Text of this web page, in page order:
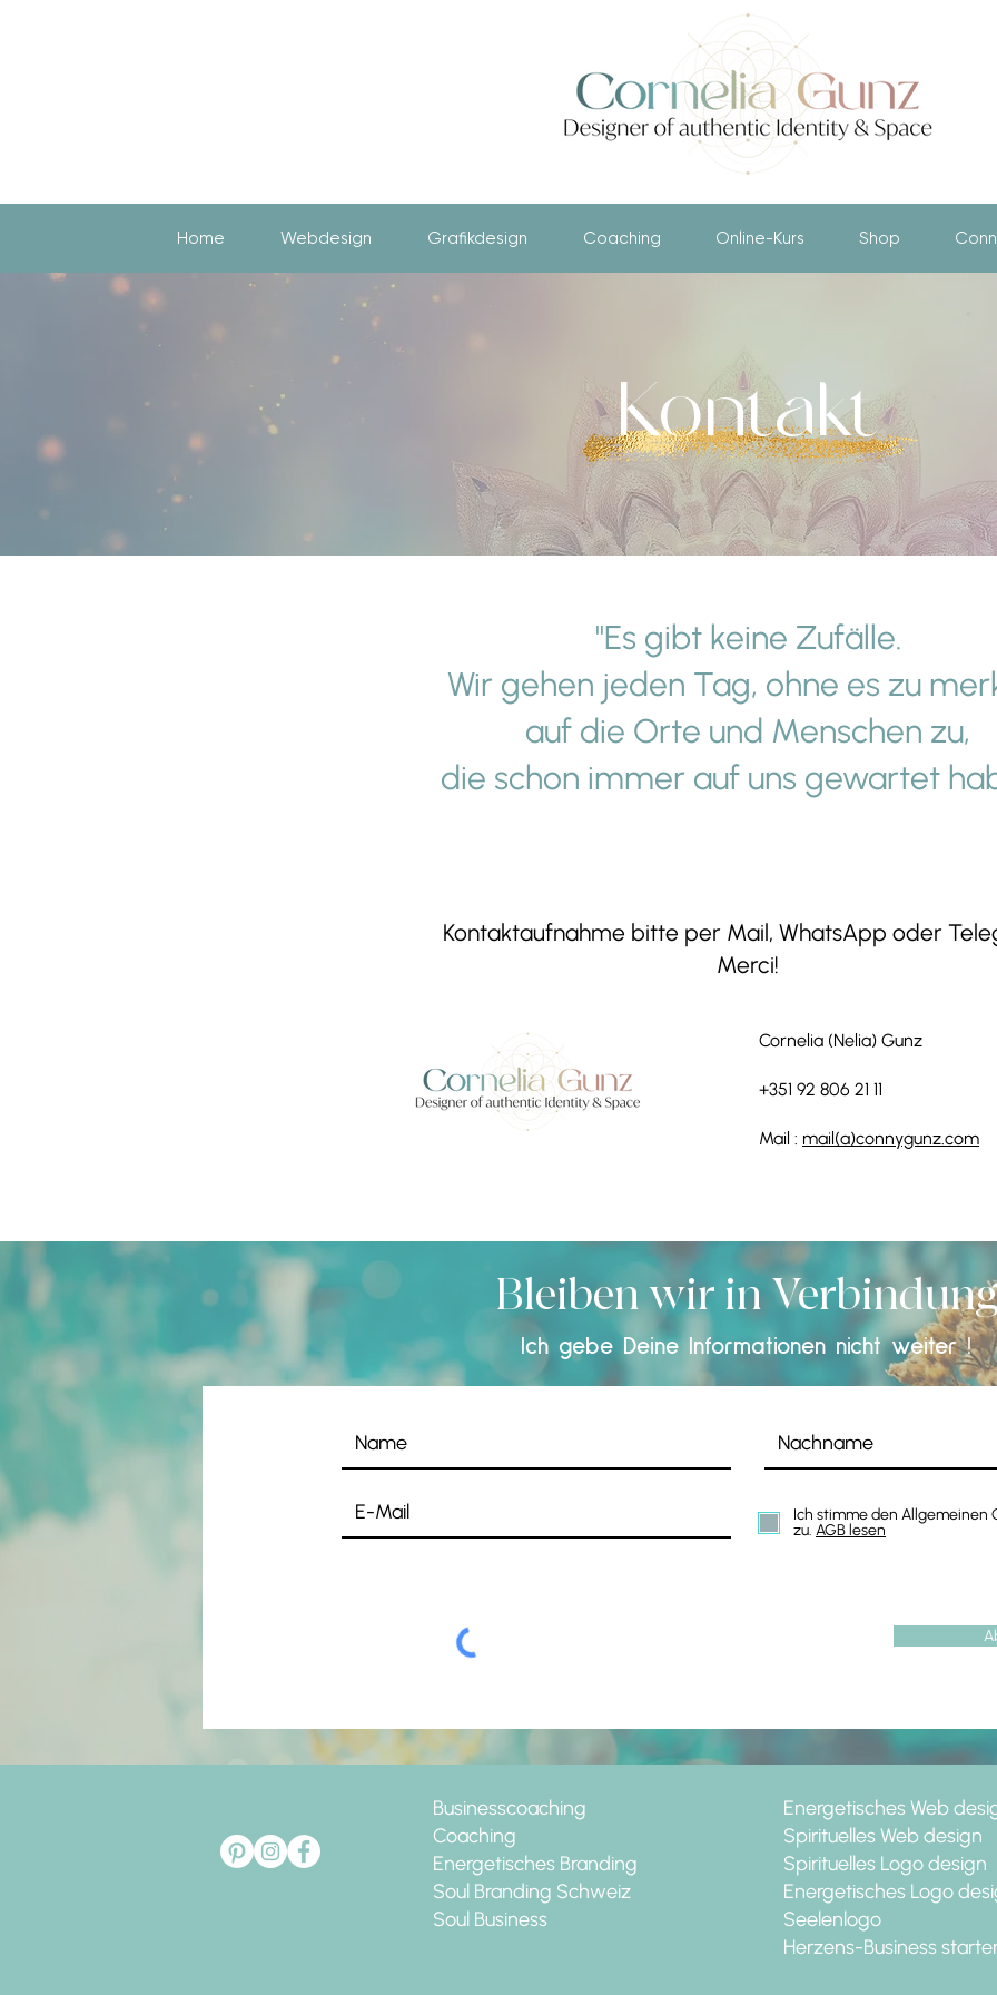
Home Webdesign Grafikdesign Coaching Online-Kurs Shop
Kontakt
"Es gibt keine Zufälle.
Wir gehen jeden Tag, ohne es zu
auf die Orte und Menschen zu,
die schon immer auf uns gewartet
Kontaktaufnahme bitte per Mail, WhatsApp oder
Merci!
Cornelia (Nelia) Gunz
+351 92 806 21 11
Mail : mail(a)connygunz.com
Bleiben wir in
Ich gebe Deine Informationen nicht weiter !
Ich stimme den Allgemeinen
zu. AGB lesen
Businesscoaching
Coaching
Energetisches Branding
Soul Branding Schweiz
Soul Business
Energetisches Web
Spirituelles Web design
Spirituelles Logo design
Energetisches Logo
Seelenlogo
Herzens-Business